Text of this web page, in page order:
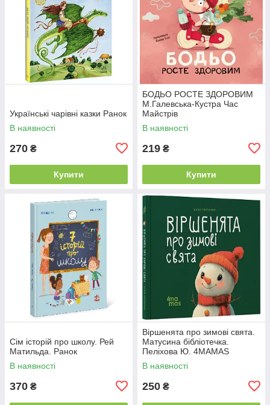
Українські чарівні казки Ранок
В наявності
270 ₴
Купити
БОДЬО РОСТЕ ЗДОРОВИМ
М.Галевська-Кустра Час
Майстрів
В наявності
219 ₴
Купити
Сім історій про школу. Рей
Матильда. Ранок
В наявності
370 ₴
Віршенята про зимові свята.
Матусина бібліотечка.
Пеліхова Ю. 4MAMAS
В наявності
250 ₴